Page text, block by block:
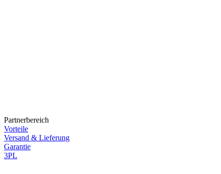
Partnerbereich
Vorteile
Versand & Lieferung
Garantie
3PL